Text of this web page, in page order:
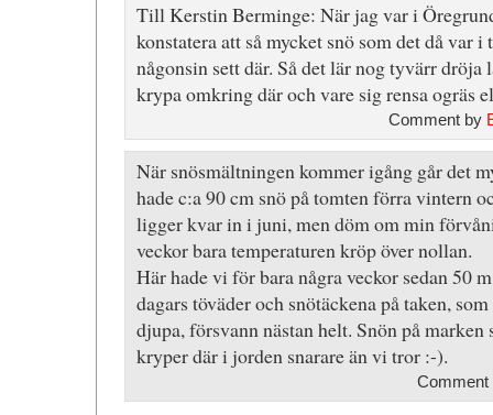
Till Kerstin Berminge: När jag var i
konstatera att så mycket snö som det då var
någonsin sett där. Så det lär nog tyvärr dröja
krypa omkring där och vare sig rensa ogräs
Comment by
När snösmältningen kommer igång går det
hade c:a 90 cm snö på tomten förra vintern
ligger kvar in i juni, men döm om min
veckor bara temperaturen kröp över nollan.
Här hade vi för bara några veckor sedan 50
dagars töväder och snötäckena på taken,
djupa, försvann nästan helt. Snön på
kryper där i jorden snarare än vi tror :-).